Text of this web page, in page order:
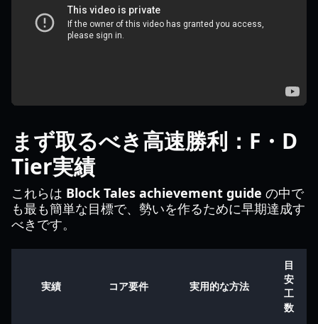
まず取るべき高速勝利：F・D
Tier実績
これらは Block Tales achievement guide の中で
も最も簡単な目標で、勢いを作るために早期達成す
べきです。
実績 コア要件 実用的な方法
目
安
工
数